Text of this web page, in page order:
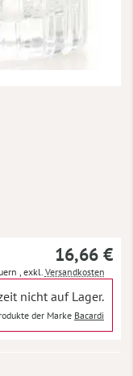
16,66 €
exkl. Versandkosten
nicht auf Lager.
der Marke Bacardi